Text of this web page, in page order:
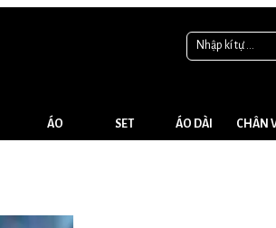
ÁO SET ÁO DÀI CHÂN